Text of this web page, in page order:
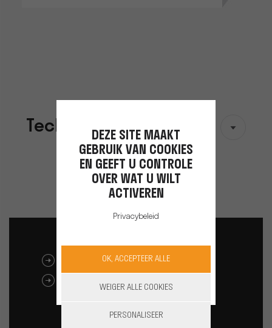
Technische gegevens
DOWNLOAD CATALOGUS
MSDS / UN-TESTEN
DEZE SITE MAAKT
GEBRUIK VAN COOKIES
EN GEEFT U CONTROLE
OVER WAT U WILT
ACTIVEREN
Privacybeleid
OK, ACCEPTEER ALLE
WEIGER ALLE COOKIES
PERSONALISEER